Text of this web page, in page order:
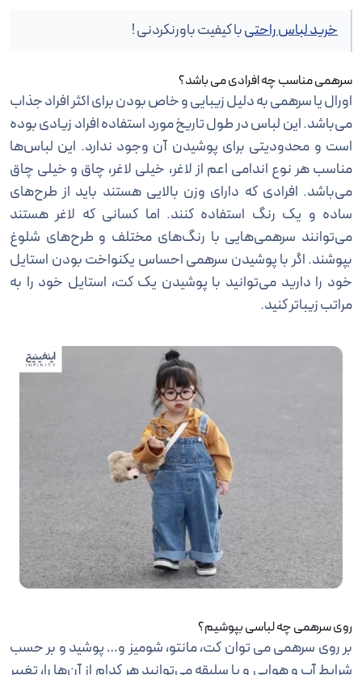
خرید لباس راحتیبا کیفیت باورنکردنی !
سرهمی مناسب چه افرادی می باشد؟
اورال یا سرهمی به دلیل زیبایی و خاص بودن برای اکثر افراد جذاب
می‌باشد. این لباس در طول تاریخ مورد استفاده افراد زیادی بوده
است و محدودیتی برای پوشیدن آن وجود ندارد. این لباس‌ها
مناسب هر نوع اندامی اعم از لاغر، خیلی لاغر، چاق و خیلی چاق
می‌باشد. افرادی که دارای وزن بالایی هستند باید از طرح‌های
ساده و یک رنگ استفاده کنند. اما کسانی که لاغر هستند
می‌توانند سرهمی‌هایی با رنگ‌های مختلف و طرح‌های شلوغ
بپوشند. اگر با پوشیدن سرهمی احساس یکنواخت بودن استایل
خود را دارید می‌توانید با پوشیدن یک کت، استایل خود را به
مراتب زیبا‌تر کنید.
روی سرهمی چه لباسی بپوشیم؟
بر روی سرهمی می توان کت، مانتو، شومیز و… پوشید و بر حسب
شرایط آب و هوایی و یا سلیقه می‌توانید هر کدام از آن‌ها را، تغییر